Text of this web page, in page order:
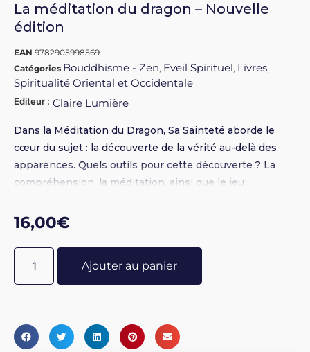
La méditation du dragon – Nouvelle
édition
EAN 9782905998569
Catégories Bouddhisme - Zen, Eveil Spirituel, Livres,
Spiritualité Oriental et Occidentale
Editeur : Claire Lumière
Dans la Méditation du Dragon, Sa Sainteté aborde le
cœur du sujet : la découverte de la vérité au-delà des
apparences. Quels outils pour cette découverte ? La
compréhension, la méditation, ainsi que le jeu
bénédiction. Le lecteur trouvera là, sans aucun doute,
une source d’inspiration à laquelle il s’abreuvera
pendant longtemps.
16,00€
Ajouter au panier